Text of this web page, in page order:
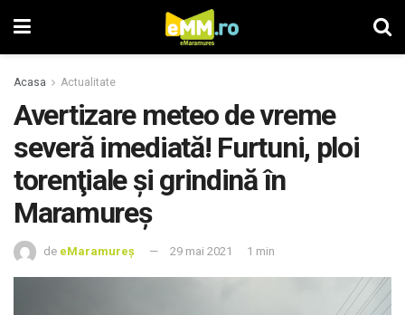
Acasa Actualitate
Avertizare meteo de vreme
severă imediată! Furtuni, ploi
torenţiale şi grindină în
Maramureș
de eMaramureș 29 mai 2021 1 min